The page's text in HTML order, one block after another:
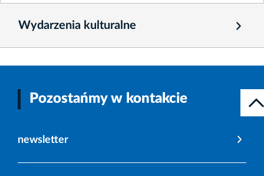
Wydarzenia kulturalne
Pozostańmy w kontakcie
newsletter